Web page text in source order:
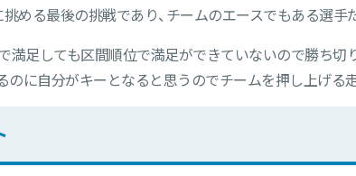
める最後の挑戦であり、チームのエースでもある選手
満足しても区間順位で満足ができていないので勝ち切
に自分がキーとなると思うのでチームを押し上げる